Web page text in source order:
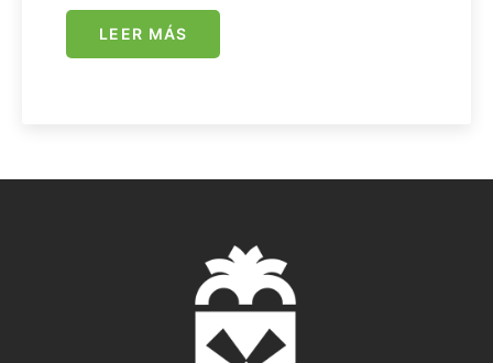
LEER MÁS